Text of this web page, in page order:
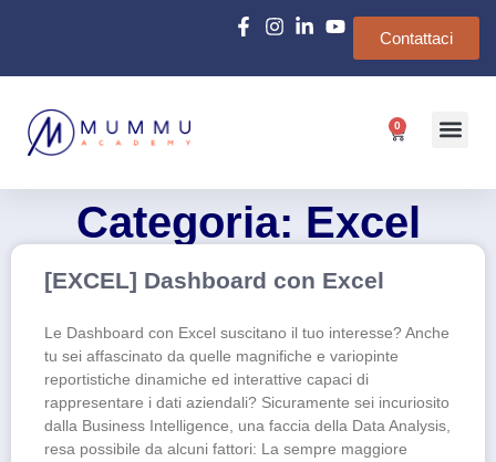
Contattaci
0
Categoria: Excel
[EXCEL] Dashboard con Excel
Le Dashboard con Excel suscitano il tuo interesse? Anche
tu sei affascinato da quelle magnifiche e variopinte
reportistiche dinamiche ed interattive capaci di
rappresentare i dati aziendali? Sicuramente sei incuriosito
dalla Business Intelligence, una faccia della Data Analysis,
resa possibile da alcuni fattori: La sempre maggiore